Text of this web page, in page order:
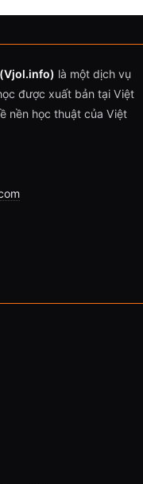
là một dịch vụ
được xuất bản tại Việt
nền học thuật của Việt